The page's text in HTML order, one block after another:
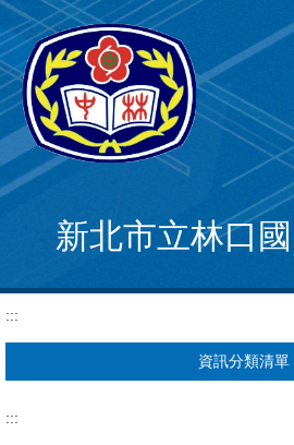
跳
到
主
要
內
容
區
新北市立林口
:::
資訊分類清單
:::